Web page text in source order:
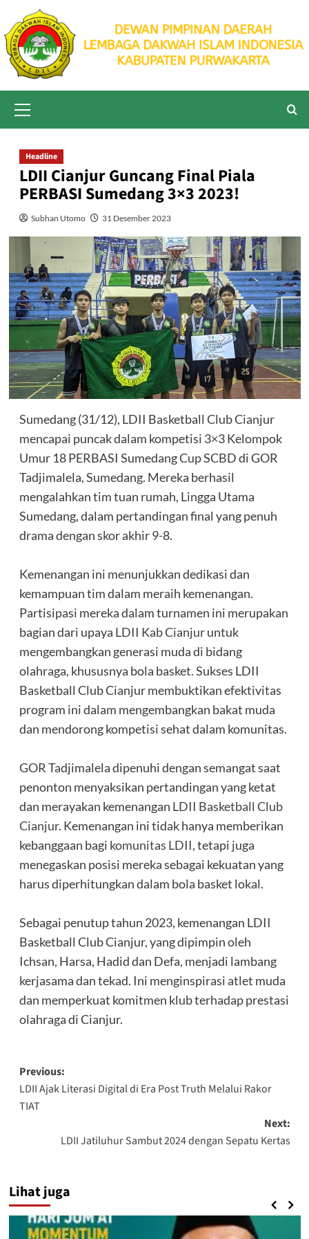
content
Menu
Headline
LDII Cianjur Guncang Final Piala
PERBASI Sumedang 3×3 2023!
Subhan Utomo 31 Desember 2023
Sumedang (31/12), LDII Basketball Club Cianjur
mencapai puncak dalam kompetisi 3×3 Kelompok
Umur 18 PERBASI Sumedang Cup SCBD di GOR
Tadjimalela, Sumedang. Mereka berhasil
mengalahkan tim tuan rumah, Lingga Utama
Sumedang, dalam pertandingan final yang penuh
drama dengan skor akhir 9-8.
Kemenangan ini menunjukkan dedikasi dan
kemampuan tim dalam meraih kemenangan.
Partisipasi mereka dalam turnamen ini merupakan
bagian dari upaya LDII Kab Cianjuruntuk
mengembangkan generasi muda di bidang
olahraga, khususnya bola basket. Sukses LDII
Basketball Club Cianjur membuktikan efektivitas
program ini dalam mengembangkan bakat muda
dan mendorong kompetisi sehat dalam komunitas.
GOR Tadjimalela dipenuhi dengan semangat saat
penonton menyaksikan pertandingan yang ketat
dan merayakan kemenangan LDII Basketball Club
Cianjur. Kemenangan ini tidak hanya memberikan
kebanggaan bagi komunitas LDII, tetapi juga
menegaskan posisi mereka sebagai kekuatan yang
harus diperhitungkan dalam bola basket lokal.
Sebagai penutup tahun 2023, kemenangan LDII
Basketball Club Cianjur, yang dipimpin oleh
Ichsan, Harsa, Hadid dan Defa, menjadi lambang
kerjasama dan tekad. Ini menginspirasi atlet muda
dan memperkuat komitmen klub terhadap prestasi
olahraga di Cianjur.
Post
navigation
Previous:
LDII Ajak Literasi Digital di Era Post Truth Melalui Rakor
TIAT
Next:
LDII Jatiluhur Sambut 2024 dengan Sepatu Kertas
Lihat juga